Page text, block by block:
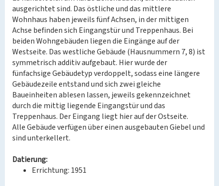
ausgerichtet sind. Das östliche und das mittlere
Wohnhaus haben jeweils fünf Achsen, in der mittigen
Achse befinden sich Eingangstür und Treppenhaus. Bei
beiden Wohngebäuden liegen die Eingänge auf der
Westseite. Das westliche Gebäude (Hausnummern 7, 8) ist
symmetrisch additiv aufgebaut. Hier wurde der
fünfachsige Gebäudetyp verdoppelt, sodass eine längere
Gebäudezeile entstand und sich zwei gleiche
Baueinheiten ablesen lassen, jeweils gekennzeichnet
durch die mittig liegende Eingangstür und das
Treppenhaus. Der Eingang liegt hier auf der Ostseite.
Alle Gebäude verfügen über einen ausgebauten Giebel und
sind unterkellert.
Datierung:
Errichtung: 1951